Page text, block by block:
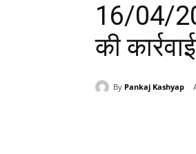
16/04/
की
By Pankaj Kashyap